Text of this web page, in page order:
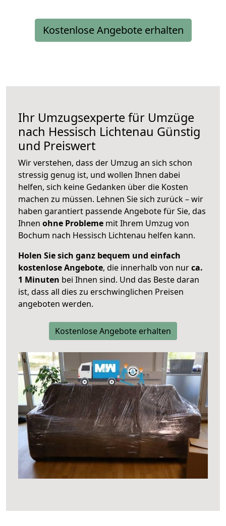
Kostenlose Angebote erhalten
Ihr Umzugsexperte für Umzüge
nach Hessisch Lichtenau Günstig
und Preiswert
Wir verstehen, dass der Umzug an sich schon
stressig genug ist, und wollen Ihnen dabei
helfen, sich keine Gedanken über die Kosten
machen zu müssen. Lehnen Sie sich zurück – wir
haben garantiert passende Angebote für Sie, das
Ihnen ohne Probleme mit Ihrem Umzug von
Bochum nach Hessisch Lichtenau helfen kann.
Holen Sie sich ganz bequem und einfach
kostenlose Angebote, die innerhalb von nurca.
1 Minuten bei Ihnen sind. Und das Beste daran
ist, dass all dies zu erschwinglichen Preisen
angeboten werden.
Kostenlose Angebote erhalten